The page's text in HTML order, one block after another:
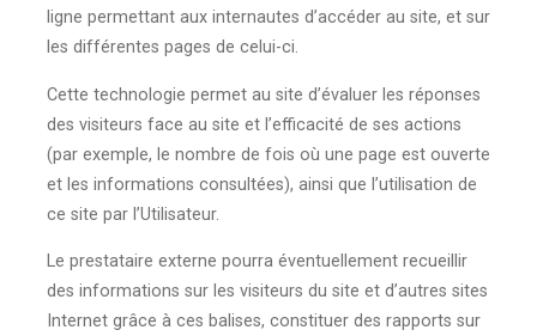
ligne permettant aux internautes d’accéder au site, et sur
les différentes pages de celui-ci.
Cette technologie permet au site d’évaluer les réponses
des visiteurs face au site et l’efficacité de ses actions
(par exemple, le nombre de fois où une page est ouverte
et les informations consultées), ainsi que l’utilisation de
ce site par l’Utilisateur.
Le prestataire externe pourra éventuellement recueillir
des informations sur les visiteurs du site et d’autres sites
Internet grâce à ces balises, constituer des rapports sur